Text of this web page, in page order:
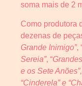
soma mais de 2
Como produtora
dezenas de
Grande Inimigo”,
Sereia”, “
e os Sete
“Cinderela” e